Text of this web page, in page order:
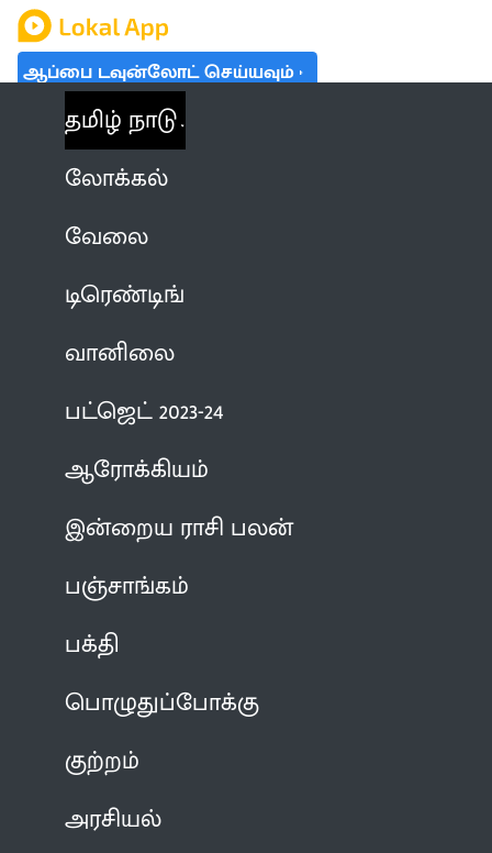
ஆப்பை டவுன்லோட் செய்யவும்
தமிழ் நாடு
லோக்கல்
வேலை
டிரெண்டிங்
வானிலை
பட்ஜெட் 2023-24
ஆரோக்கியம்
இன்றைய ராசி பலன்
பஞ்சாங்கம்
பக்தி
பொழுதுப்போக்கு
குற்றம்
அரசியல்